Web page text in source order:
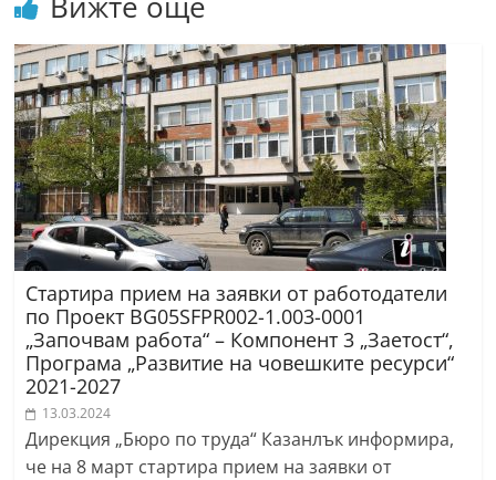
y
-
k
a
z
a
n
l
a
k
.
m
Стартира прием на заявки от работодатели
по Проект BG05SFPR002-1.003-0001
„Започвам работа“ – Компонент 3 „Заетост“,
Програма „Развитие на човешките ресурси“
2021-2027
13.03.2024
Дирекция „Бюро по труда“ Казанлък информира,
че на 8 март стартира прием на заявки от